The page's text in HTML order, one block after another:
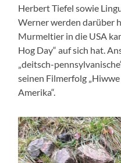
Herbert Tiefel sowie
Werner werden darüber
Murmeltier in die USA
Hog Day“ auf sich hat.
„deitsch-
seinen Filmerfolg
Amerika“.